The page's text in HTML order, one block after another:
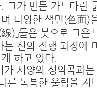
그가 만든 가느다란
다양한 색면(色面)
)」들은 붓으로 그
선의 진행 과정에
하고 있다.
가 서양의 성악곡과
른 독특한 울림을